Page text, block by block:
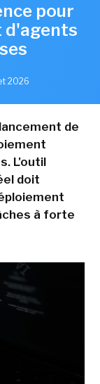
pour
d'agents
2026
de
L'outil
doit
à forte